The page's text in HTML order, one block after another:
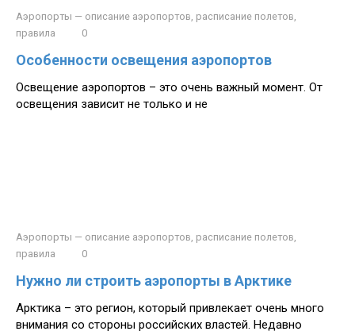
Аэропорты — описание аэропортов, расписание полетов,
правила
0
Особенности освещения аэропортов
Освещение аэропортов – это очень важный момент. От
освещения зависит не только и не
Аэропорты — описание аэропортов, расписание полетов,
правила
0
Нужно ли строить аэропорты в Арктике
Арктика – это регион, который привлекает очень много
внимания со стороны российских властей. Недавно